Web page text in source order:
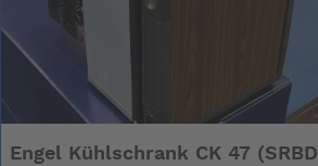
Engel Kühlschrank CK 47 (SRBD